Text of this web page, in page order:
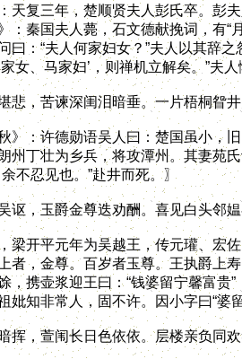
复三年，楚顺贤夫人彭氏卒。彭夫
：秦国夫人薨，石文德献挽词，有“
曰：“夫人何家妇女？”夫人以其辞
女、马家妇’，则禅机立解矣。”夫
，苦谏深闺泪暗垂。一片梧桐眢井
许德勋语吴人曰：楚国虽小，旧
州丁壮为乡兵，将攻潭州。其妻苑
不忍见也。”赴井而死。〗
，玉爵金尊迭劝酬。喜见白头邻媪
平元年为吴越王，传元瓘、宏佐
者，金尊。百岁者玉尊。王执爵上
，携壶浆迎王曰：“钱婆留宁馨富贵
妣知非常人，固不许。因小字曰“婆
，萱闱长日色依依。层楼亲负同欢